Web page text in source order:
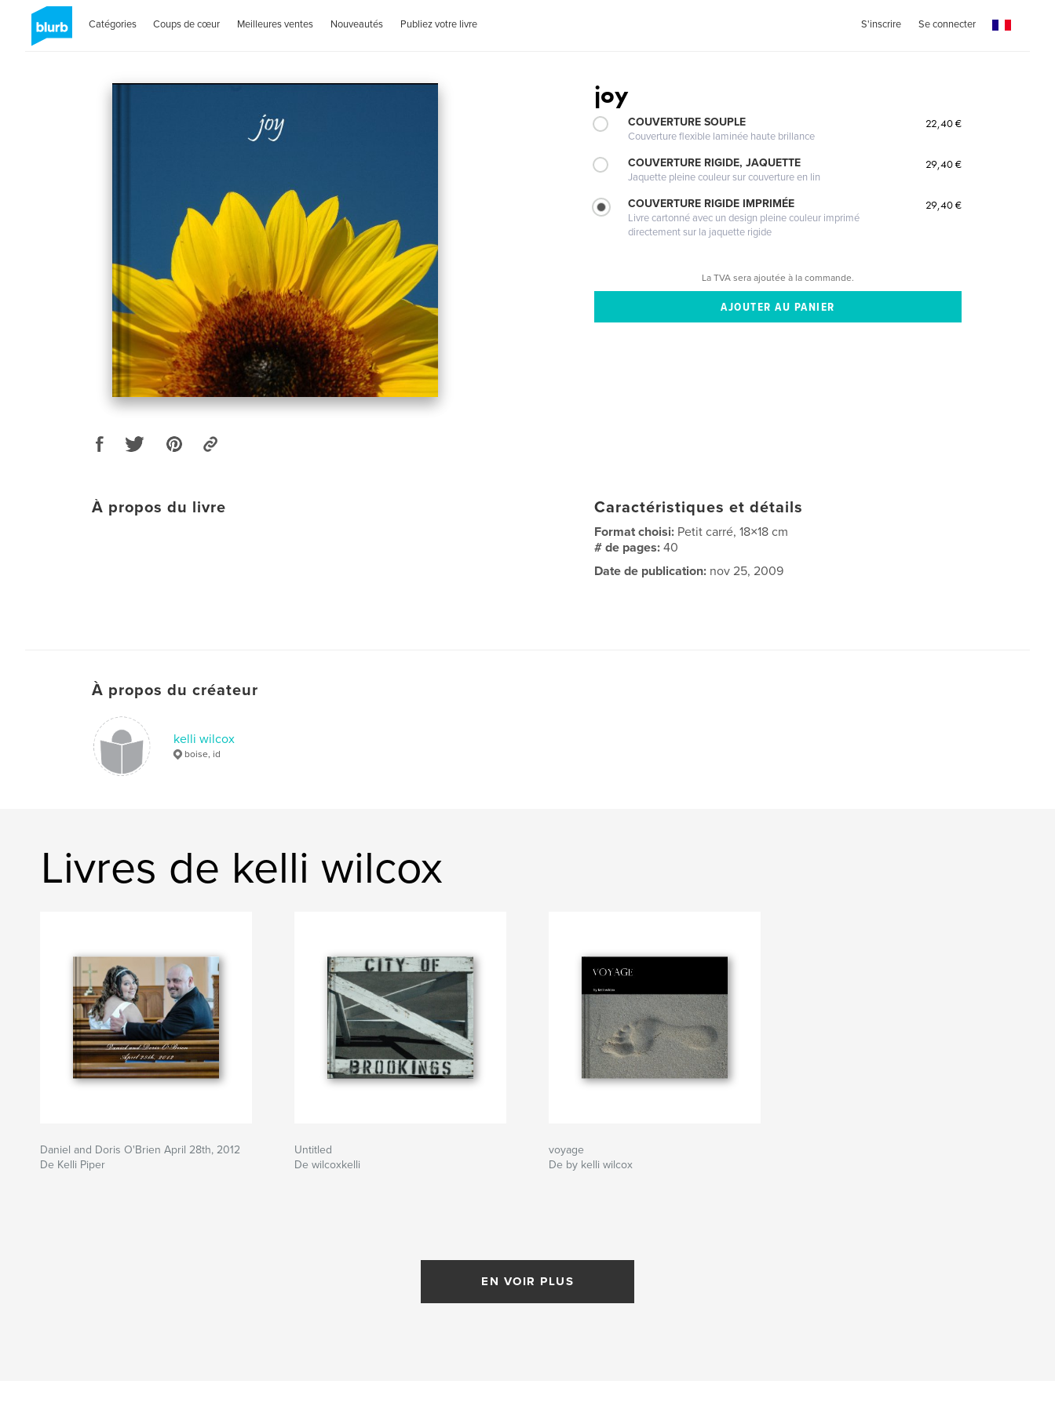
Catégories Coups de cœur Meilleures ventes Nouveautés Publiez votre livre S'inscrire Se connecter
joy
COUVERTURE SOUPLE
Couverture flexible laminée haute brillance
22,40 €
COUVERTURE RIGIDE, JAQUETTE
Jaquette pleine couleur sur couverture en lin
29,40 €
COUVERTURE RIGIDE IMPRIMÉE
Livre cartonné avec un design pleine couleur imprimé
directement sur la jaquette rigide
29,40 €
La TVA sera ajoutée à la commande.
À propos du livre Caractéristiques et détails
Format choisi: Petit carré, 18×18 cm
# de pages:40
Date de publication: nov 25, 2009
À propos du créateur
kelli wilcox
boise, id
Livres de kelli wilcox
Daniel and Doris O'Brien April 28th, 2012
De Kelli Piper
Untitled
De wilcoxkelli
voyage
De by kelli wilcox
EN VOIR PLUS